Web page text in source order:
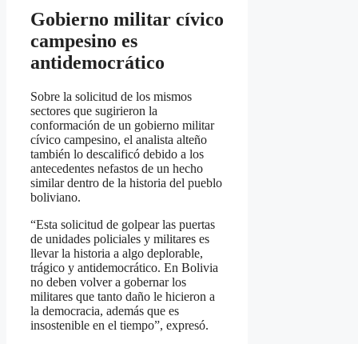
Gobierno militar cívico
campesino es
antidemocrático
Sobre la solicitud de los mismos
sectores que sugirieron la
conformación de un gobierno militar
cívico campesino, el analista alteño
también lo descalificó debido a los
antecedentes nefastos de un hecho
similar dentro de la historia del pueblo
boliviano.
“Esta solicitud de golpear las puertas
de unidades policiales y militares es
llevar la historia a algo deplorable,
trágico y antidemocrático. En Bolivia
no deben volver a gobernar los
militares que tanto daño le hicieron a
la democracia, además que es
insostenible en el tiempo”, expresó.